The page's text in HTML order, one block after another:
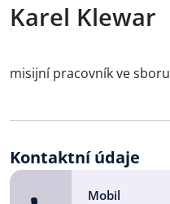
Karel Klewar
misijní pracovník ve sboru
Kontaktní údaje
Mobil